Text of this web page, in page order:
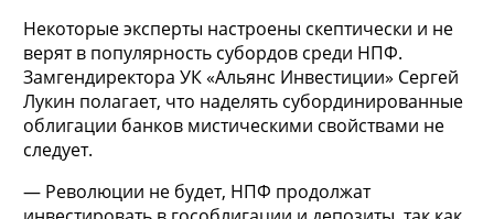
Некоторые эксперты настроены скептически и не
верят в популярность субордов среди НПФ.
Замгендиректора УК «Альянс Инвестиции» Сергей
Лукин полагает, что наделять субординированные
облигации банков мистическими свойствами не
следует.
— Революции не будет, НПФ продолжат